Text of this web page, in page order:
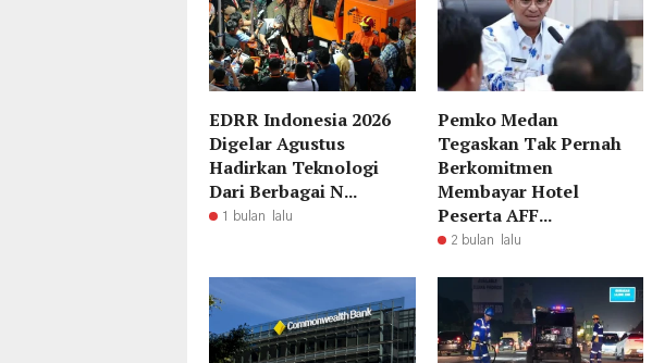
EDRR Indonesia 2026
Digelar Agustus
Hadirkan Teknologi
Dari Berbagai N...
1 bulan lalu
Pemko Medan
Tegaskan Tak Pernah
Berkomitmen
Membayar Hotel
Peserta AFF...
2 bulan lalu